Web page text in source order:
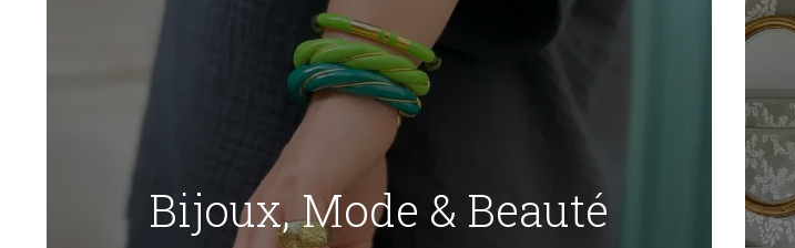
Bijoux, Mode & Beauté